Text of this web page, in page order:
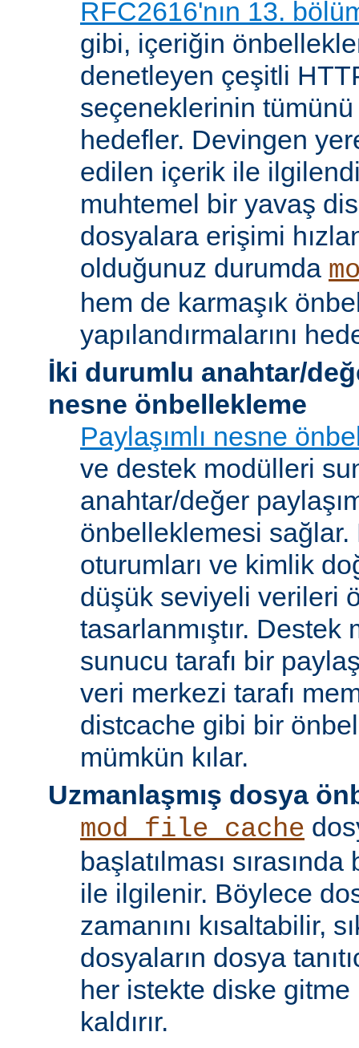
RFC2616'nın 13.
gibi, içeriğin
denetleyen çeşitli
seçeneklerinin tümünü
hedefler. Devingen
edilen içerik ile
muhtemel bir yavaş
dosyalara erişimi
olduğunuz durumda
hem de karmaşık
yapılandırmalarını
İki durumlu anahtar/
nesne önbellekleme
Paylaşımlı nesne
ve destek modülleri
anahtar/değer
önbelleklemesi
oturumları ve kimlik
düşük seviyeli verileri
tasarlanmıştır.
sunucu tarafı bir
veri merkezi tarafı
distcache gibi bir
mümkün kılar.
Uzmanlaşmış dosya
mod_file_cache
başlatılması
ile ilgilenir. Böylece
zamanını kısaltabilir,
dosyaların dosya
her istekte diske gitme
kaldırır.